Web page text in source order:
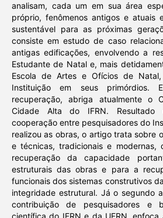
analisam, cada um em sua área
próprio, fenômenos antigos e atuais
sustentável para as próximas
consiste em estudo de caso
antigas edificações, envolvendo a
Estudante de Natal e, mais
Escola de Artes e Ofícios de
Instituição em seus primórdios.
recuperação, abriga atualmente o
Cidade Alta do IFRN.
cooperação entre pesquisadores do
realizou as obras, o artigo trata sobre
e técnicas, tradicionais e modernas,
recuperação da capacidade
estruturais das obras e para a
funcionais dos sistemas construtivos
integridade estrutural. Já o segundo
contribuição de pesquisadores e
científica do IFRN e da UFRN, enfoca